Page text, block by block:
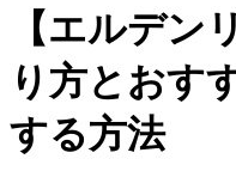
【エルデン
り方とおす
する方法